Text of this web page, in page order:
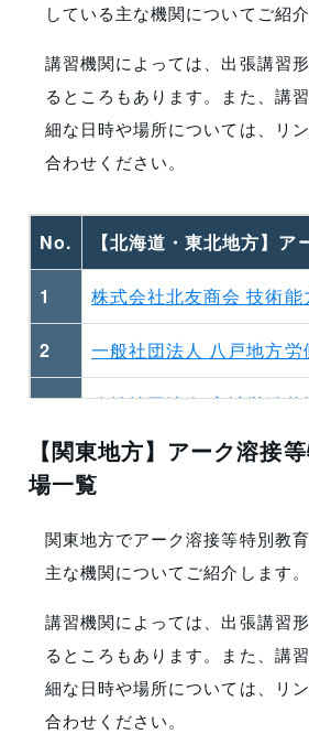
している主な機関についてご紹介
講習機関によっては、出張講習
るところもあります。また、講
細な日時や場所については、リ
合わせください。
No. 【北海道・東北地方】
1 株式会社北友商会 技術能
2 一般社団法人 八戸地方労
3 公益社団法人 宮城労働基
4 一般社団法人 秋田県労働
【関東地方】アーク溶接
場一覧
関東地方でアーク溶接等特別教
主な機関についてご紹介します。
講習機関によっては、出張講習
るところもあります。また、講
細な日時や場所については、リ
合わせください。